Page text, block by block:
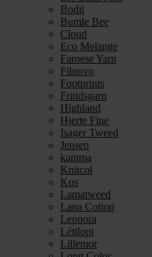
Bodil
Bumle Bee
Cloud
Eco Melange
Faroese Yarn
Filnovo
Footprints
Fritidsgarn
Highland
Hjerte Fine
Isager Tweed
Jensen
kamma
Knitcol
Kos
Lamatweed
Lana Cotton
Leonora
Léttlopi
Lillemor